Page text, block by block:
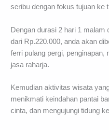
seribu dengan fokus tujuan ke
Dengan durasi 2 hari 1 malam
dari Rp.220.000, anda akan
ferri pulang pergi, penginapan,
jasa raharja.
Kemudian aktivitas wisata
menikmati keindahan pantai
cinta, dan mengujungi tidung